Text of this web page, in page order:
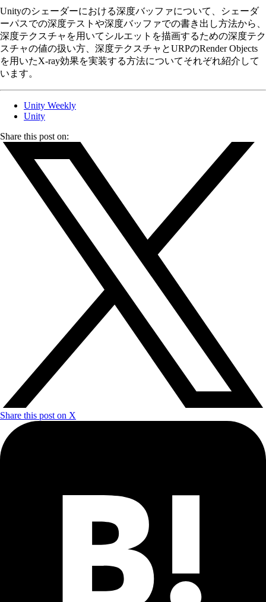
Unityのシェーダーにおける深度バッファについて、シェーダ
ーパスでの深度テストや深度バッファでの書き出し方法から、
深度テクスチャを用いてシルエットを描画するための深度テク
スチャの値の扱い方、深度テクスチャとURPのRender Objects
を用いたX-ray効果を実装する方法についてそれぞれ紹介して
います。
Unity Weekly
Unity
Share this post on:
Share this post on X